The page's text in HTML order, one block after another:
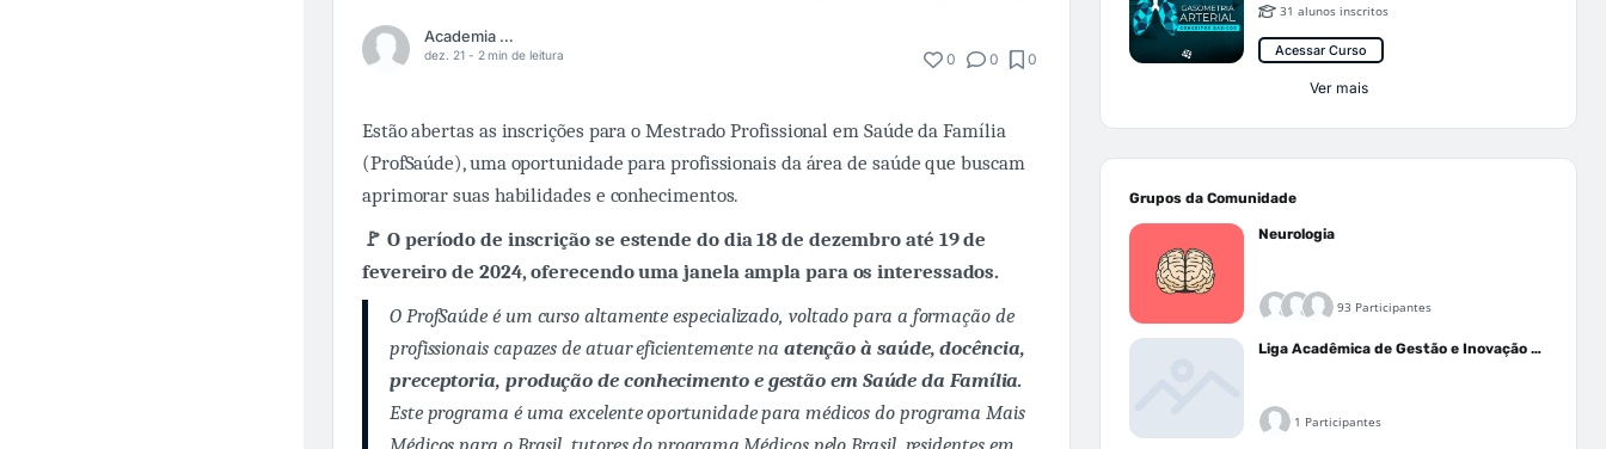
Academia Médica
dez. 21 - 2 min de leitura 0 0 0
Estão abertas as inscrições para o Mestrado Profissional em Saúde da Família
(ProfSaúde), uma oportunidade para profissionais da área de saúde que buscam
aprimorar suas habilidades e conhecimentos.
🚩 O período de inscrição se estende do dia 18 de dezembro até 19 de
fevereiro de 2024, oferecendo uma janela ampla para os interessados.
O ProfSaúde é um curso altamente especializado, voltado para a formação de
profissionais capazes de atuar eficientemente na atenção à saúde, docência,
preceptoria, produção de conhecimento e gestão em Saúde da Família.
Este programa é uma excelente oportunidade para médicos do programa Mais
Médicos para o Brasil, tutores do programa Médicos pelo Brasil, residentes em
31 alunos inscritos
Acessar Curso
Ver mais
Grupos da Comunidade
Neurologia
93 Participantes
Liga Acadêmica de Gestão e Inovação Médica - LAGIM
1 Participantes